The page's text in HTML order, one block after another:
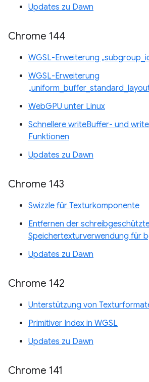
Updates zu Dawn
Chrome 144
WGSL-Erweiterung
WGSL-Erweiterung
WebGPU unter Linux
Schnellere writeBuffer- und
Funktionen
Updates zu Dawn
Chrome 143
Swizzle für Texturkomponente
Entfernen der
Speichertexturverwendung für
Updates zu Dawn
Chrome 142
Unterstützung von
Primitiver Index in WGSL
Updates zu Dawn
Chrome 141